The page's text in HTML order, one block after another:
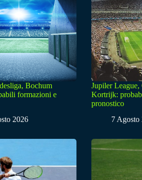
Bochum
formazioni e
2026
Jupiler
Kortrijk:
pronostico
7 Agosto